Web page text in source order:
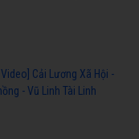
Video] Cải Lương Xã Hội -
- Vũ Linh Tài Linh